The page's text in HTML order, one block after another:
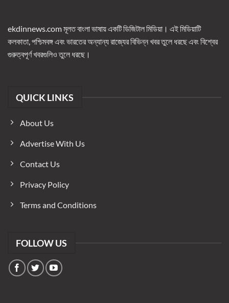
ekdinnews.com মূলত বাংলা ভাষায় একটি ডিজিটাল মিডিয়া। এই মিডিয়াটি
কলকাতা, পশ্চিমবঙ্গ এবং ভারতের অন্যান্য রাজ্যের বিভিন্ন খবর তুলে ধরছে এবং বিশ্বের
গুরুত্বপূর্ণ খবরগুলিও তুলে ধরছে।
QUICK LINKS
About Us
Advertise With Us
Contact Us
Privacy Policy
Terms and Conditions
FOLLOW US